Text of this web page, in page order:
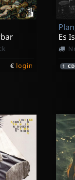
€ login 1CD